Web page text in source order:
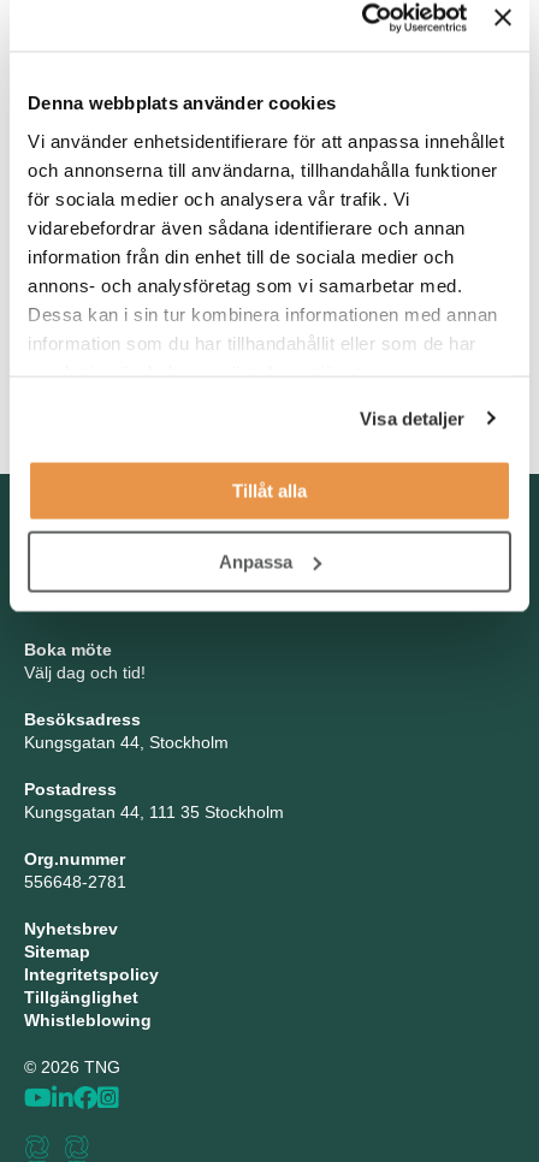
Denna webbplats använder cookies
Vi använder enhetsidentifierare för att anpassa innehållet
och annonserna till användarna, tillhandahålla funktioner
för sociala medier och analysera vår trafik. Vi
vidarebefordrar även sådana identifierare och annan
information från din enhet till de sociala medier och
annons- och analysföretag som vi samarbetar med.
Dessa kan i sin tur kombinera informationen med annan
information som du har tillhandahållit eller som de har
Visa detaljer
Tillåt alla
Anpassa
stort eget ansvar. Du ingår i ett team på 22 personer.
om du finner tjänsten intressant. Detta är ett konsultuppdrag
som startar omgående och sträcker sig fram till sista november.
Våra förväntningar
Stort intresse av politik och omvärld
Examen inom Statsvetenskap, Juridik eller Ekonomi
Flytande i svenska och engelska
Kontakta oss
Boka möte
Välj dag och tid!
Besöksadress
Kungsgatan 44, Stockholm
Postadress
Kungsgatan 44, 111 35 Stockholm
Org.nummer
556648-2781
Nyhetsbrev
Sitemap
Integritetspolicy
Tillgänglighet
Whistleblowing
© 2026 TNG